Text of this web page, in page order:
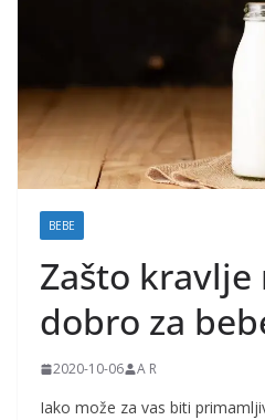
e
i
t
r
n
c
e
BEBE
Zašto
dobro za
2020-10-06 A R
Iako može za vas biti